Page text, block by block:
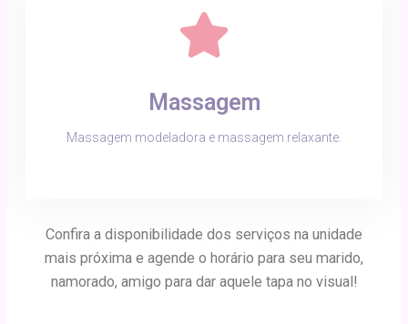
Massagem
Massagem modeladora e massagem relaxante.
Confira a disponibilidade dos serviços na unidade
mais próxima e agende o horário para seu marido,
namorado, amigo para dar aquele tapa no visual!